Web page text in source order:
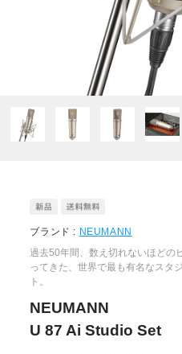
ブランド : NEUMANN
過去50年間、数え切れないほどの
ってきた、世界で最も有名なスタ
ト。
NEUMANN
U 87 Ai Studio Set